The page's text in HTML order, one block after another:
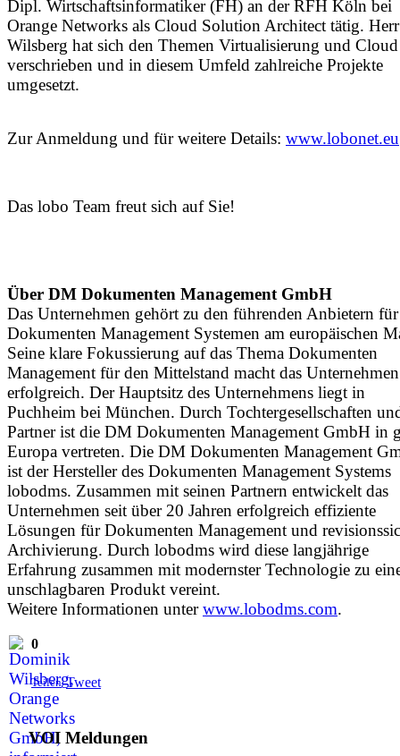
Dipl. Wirtschaftsinformatiker (FH) an der RFH Köln bei
Orange Networks als Cloud Solution Architect tätig. Herr
Wilsberg hat sich den Themen Virtualisierung und Cloud
verschrieben und in diesem Umfeld zahlreiche Projekte
umgesetzt.
Zur Anmeldung und für weitere Details: www.lobonet.eu
Das lobo Team freut sich auf Sie!
Über DM Dokumenten Management GmbH
Das Unternehmen gehört zu den führenden Anbietern für
Dokumenten Management Systemen am europäischen
Seine klare Fokussierung auf das Thema Dokumenten
Management für den Mittelstand macht das
erfolgreich. Der Hauptsitz des Unternehmens liegt in
Puchheim bei München. Durch Tochtergesellschaften
Partner ist die DM Dokumenten Management GmbH in
Europa vertreten. Die DM Dokumenten Management
ist der Hersteller des Dokumenten Management Systems
lobodms. Zusammen mit seinen Partnern entwickelt das
Unternehmen seit über 20 Jahren erfolgreich effiziente
Lösungen für Dokumenten Management und
Archivierung. Durch lobodms wird diese langjährige
Erfahrung zusammen mit modernster Technologie zu
unschlagbaren Produkt vereint.
Weitere Informationen unterwww.lobodms.com.
0
Teilen Tweet
VOI Meldungen